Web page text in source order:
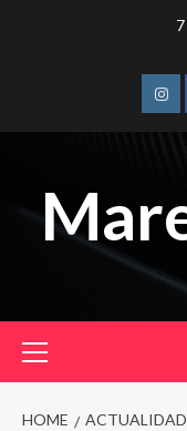
Menu
HOME ACTUALIDAD